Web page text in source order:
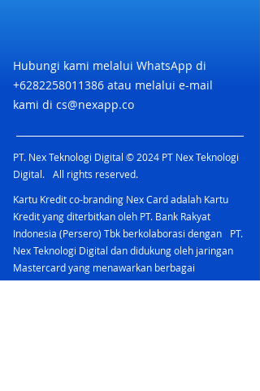
Hubungi kami melalui WhatsApp di
+6282258011386 atau melalui e-mail
kami di cs@nexapp.co
PT. Nex Teknologi Digital © 2024 PT Nex Teknologi
Digital. All rights reserved.
Kartu Kredit co-branding Nex Card adalah Kartu
Kredit yang diterbitkan oleh PT. Bank Rakyat
Indonesia (Persero) Tbk berkolaborasi dengan PT.
Nex Teknologi Digital dan didukung oleh jaringan
Mastercard yang menawarkan berbagai
keuntungan.